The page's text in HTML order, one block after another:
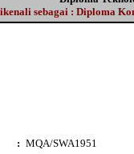
sebagai : Diploma
: MQA/SWA1951